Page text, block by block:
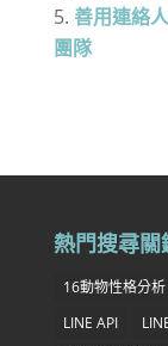
善用連絡
團隊
熱門搜尋關
16動物性格分析
LINE API